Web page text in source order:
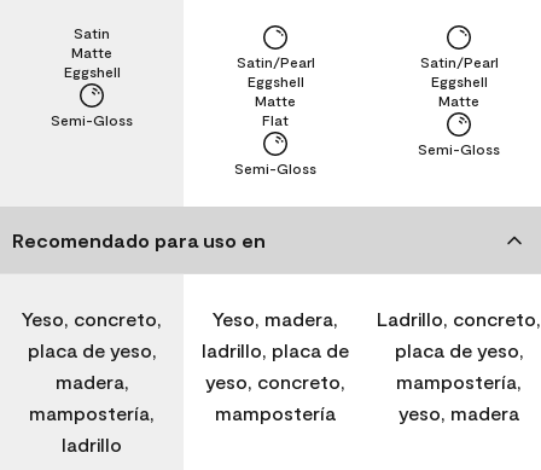
Semi-Gloss
Eggshell
Matte
Satin
Semi-Gloss
Flat
Matte
Eggshell
Satin/Pearl
Semi-Gloss
Matte
Eggshell
Satin/Pearl
Recomendado para uso en
Yeso, concreto,
placa de yeso,
madera,
mampostería,
ladrillo
Yeso, madera,
ladrillo, placa de
yeso, concreto,
mampostería
Ladrillo, concreto,
placa de yeso,
mampostería,
yeso, madera